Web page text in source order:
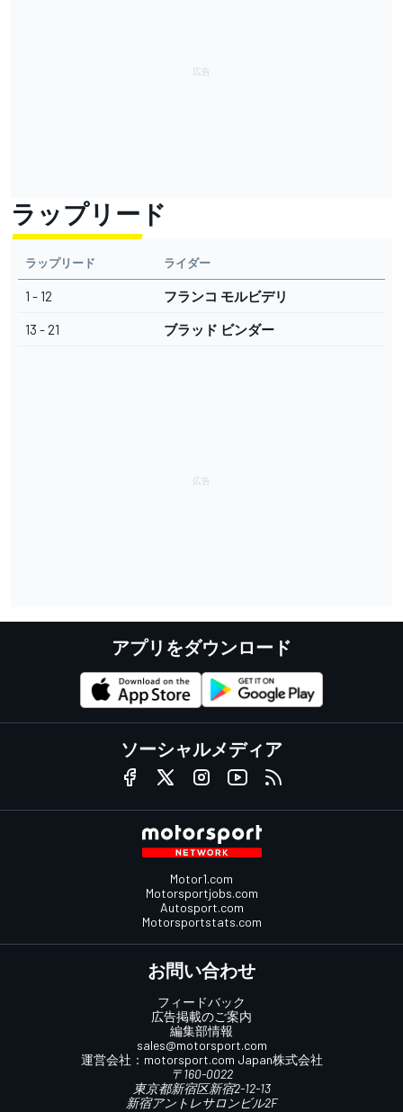
ラップリード
ラップリード ライダー
1 - 12 フランコ モルビデリ
13 - 21 ブラッド ビンダー
アプリをダウンロード
ソーシャルメディア
Motor1.com
Motorsportjobs.com
Autosport.com
Motorsportstats.com
お問い合わせ
フィードバック
広告掲載のご案内
編集部情報
sales@motorsport.com
運営会社： motorsport.com Japan株式会社
〒160-0022
東京都新宿区新宿2-12-13
新宿アントレサロンビル2F